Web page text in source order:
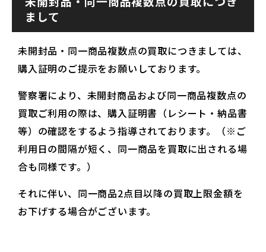
まして
未開封品・同一商品複数点の買取につきましては、
購入証明のご提示をお願いしております。
警察署により、未開封商品および同一商品複数点の
買取ご利用の際は、購入証明書（レシート・納品書
等）の確認をするよう指導されております。（※ご
利用日の間隔が短く、同一商品を買取に出される場
合も同様です。）
それに伴い、同一商品2点目以降の買取上限金額を
お下げする場合がございます。